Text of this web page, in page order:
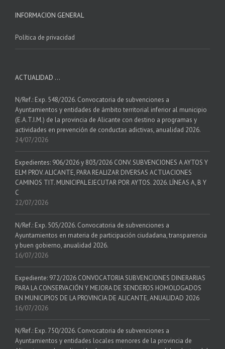
INFORMACION GENERAL
Política de privacidad
ACTUALIDAD …
N/Ref.: Exp. 548/2026. Convocatoria de subvenciones a
Ayuntamientos y entidades de ámbito territorial inferior al municipio
(E.A.T.I.M.) de la provincia de Alicante con destino a programas y
actividades en prevención de conductas adictivas, anualidad 2026.
24/07/2026
Expedientes: 906/2026 y 803/2026 CONV. SUBVENCIONES A AYTOS Y
ELM PROV. ALICANTE, PARA REALIZAR DIVERSAS ACTUACIONES
CAMINOS TIT. MUNICIPAL EJECUTAR POR AYTOS. 2026. LÍNEAS A, B Y
C
22/07/2026
N/Ref.: Exp. 505/2026. Convocatoria de subvenciones a
Ayuntamientos en materia de participación ciudadana, transparencia
y buen gobierno, anualidad 2026.
16/07/2026
Expediente: 972/2026 CONVOCATORIA SUBVENCIONES DINERARIAS
PARA LA CONSERVACIÓN Y MEJORA DE SENDEROS HOMOLOGADOS
EN MUNICIPIOS DE LA PROVINCIA DE ALICANTE, ANUALIDAD 2026
16/07/2026
N/Ref.: Exp. 750/2026. Convocatoria de subvenciones a
Ayuntamientos y entidades locales menores de la provincia de